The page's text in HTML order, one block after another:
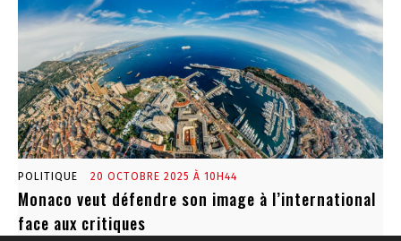
POLITIQUE 20 OCTOBRE 2025 À 10H44
Monaco veut défendre son image à l’international
face aux critiques